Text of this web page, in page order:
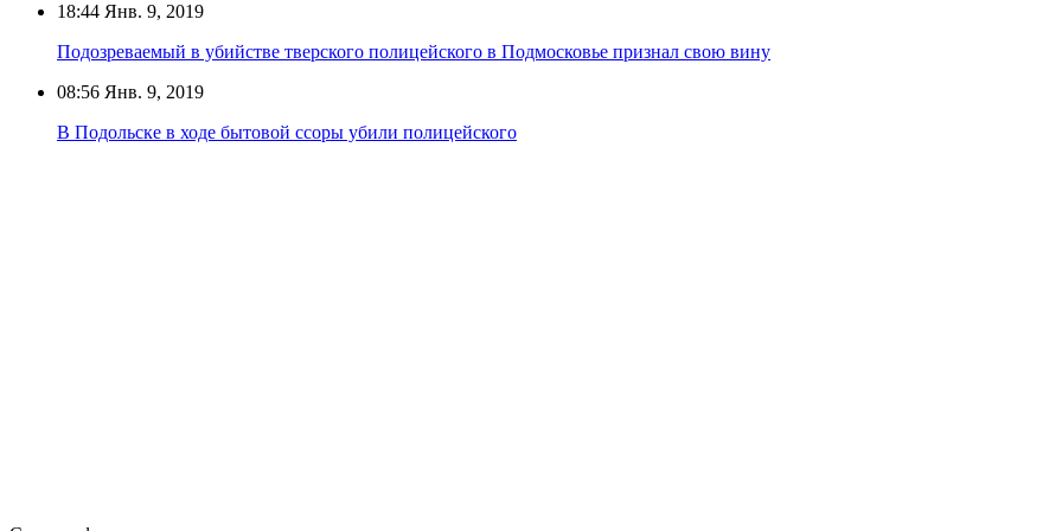
18:44 Янв. 9, 2019
Подозреваемый в убийстве тверского полицейского в Подмосковье признал свою вину
08:56 Янв. 9, 2019
В Подольске в ходе бытовой ссоры убили полицейского